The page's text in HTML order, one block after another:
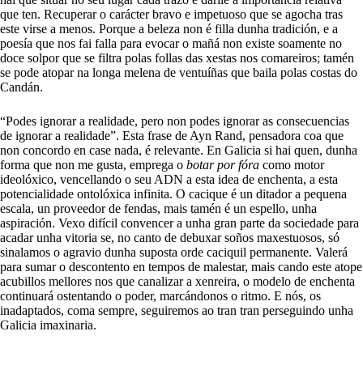
que ten. Recuperar o carácter bravo e impetuoso que se agocha tras
este virse a menos. Porque a beleza non é filla dunha tradición, e a
poesía que nos fai falla para evocar o mañá non existe soamente no
doce solpor que se filtra polas follas das xestas nos comareiros; tamén
se pode atopar na longa melena de ventuíñas que baila polas costas do
Candán.
“Podes ignorar a realidade, pero non podes ignorar as consecuencias
de ignorar a realidade”. Esta frase de Ayn Rand, pensadora coa que
non concordo en case nada, é relevante. En Galicia si hai quen, dunha
forma que non me gusta, emprega o botar por fóra como motor
ideolóxico, vencellando o seu ADN a esta idea de enchenta, a esta
potencialidade ontolóxica infinita. O cacique é un ditador a pequena
escala, un proveedor de fendas, mais tamén é un espello, unha
aspiración. Vexo difícil convencer a unha gran parte da sociedade para
acadar unha vitoria se, no canto de debuxar soños maxestuosos, só
sinalamos o agravio dunha suposta orde caciquil permanente. Valerá
para sumar o descontento en tempos de malestar, mais cando este atope
acubillos mellores nos que canalizar a xenreira, o modelo de enchenta
continuará ostentando o poder, marcándonos o ritmo. E nós, os
inadaptados, coma sempre, seguiremos ao tran tran perseguindo unha
Galicia imaxinaria.